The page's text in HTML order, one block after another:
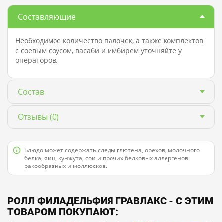
Составляющие
Необходимое количество палочек, а также комплектов
с соевым соусом, васаби и имбирем уточняйте у
операторов.
Состав
Отзывы (0)
Блюдо может содержать следы глютена, орехов, молочного
белка, яиц, кунжута, сои и прочих белковых аллергенов
ракообразных и моллюсков.
РОЛЛ ФИЛАДЕЛЬФИЯ ГРАВЛАКС - С ЭТИМ
ТОВАРОМ ПОКУПАЮТ: